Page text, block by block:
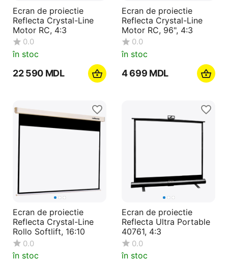
Ecran de proiectie
Reflecta Crystal-Line
Motor RC, 4:3
0.0
în stoc
22 590 MDL
Ecran de proiectie
Reflecta Crystal-Line
Motor RC, 96", 4:3
0.0
în stoc
4 699 MDL
Ecran de proiectie
Reflecta Crystal-Line
Rollo Softlift, 16:10
0.0
în stoc
Ecran de proiectie
Reflecta Ultra Portable
40761, 4:3
0.0
în stoc